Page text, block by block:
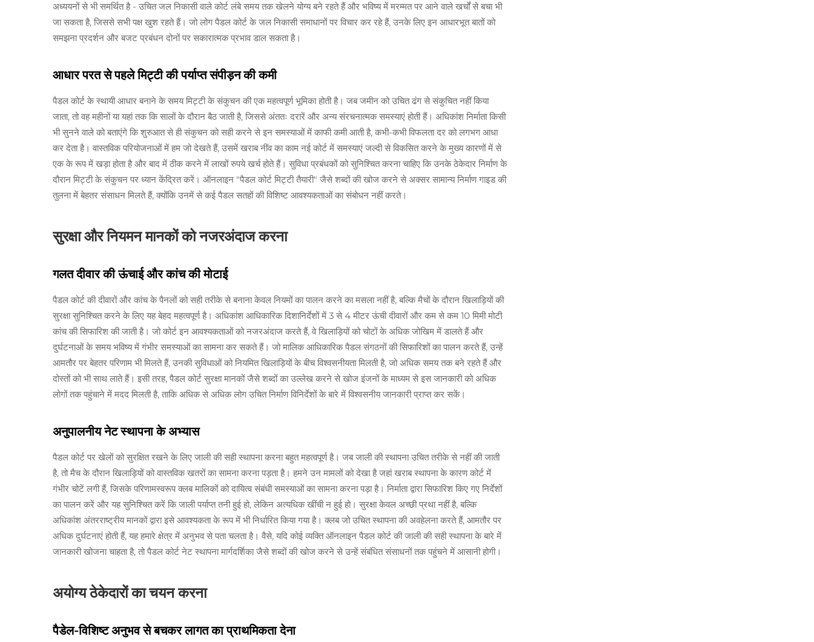
अध्ययनों से भी समर्थित है - उचित जल निकासी वाले कोर्ट लंबे समय तक खेलने योग्य बने रहते हैं और भविष्य में मरम्मत पर आने वाले खर्चों से बचा भी
जा सकता है, जिससे सभी पक्ष खुश रहते हैं। जो लोग पैडल कोर्ट के जल निकासी समाधानों पर विचार कर रहे हैं, उनके लिए इन आधारभूत बातों को
समझना प्रदर्शन और बजट प्रबंधन दोनों पर सकारात्मक प्रभाव डाल सकता है।
आधार परत से पहले मिट्टी की पर्याप्त संपीड़न की कमी
पैडल कोर्ट के स्थायी आधार बनाने के समय मिट्टी के संकुचन की एक महत्वपूर्ण भूमिका होती है। जब जमीन को उचित ढंग से संकुचित नहीं किया
जाता, तो वह महीनों या यहां तक कि सालों के दौरान बैठ जाती है, जिससे अंततः दरारें और अन्य संरचनात्मक समस्याएं होती हैं। अधिकांश निर्माता किसी
भी सुनने वाले को बताएंगे कि शुरुआत से ही संकुचन को सही करने से इन समस्याओं में काफी कमी आती है, कभी-कभी विफलता दर को लगभग आधा
कर देता है। वास्तविक परियोजनाओं में हम जो देखते हैं, उसमें खराब नींव का काम नई कोर्ट में समस्याएं जल्दी से विकसित करने के मुख्य कारणों में से
एक के रूप में खड़ा होता है और बाद में ठीक करने में लाखों रुपये खर्च होते हैं। सुविधा प्रबंधकों को सुनिश्चित करना चाहिए कि उनके ठेकेदार निर्माण के
दौरान मिट्टी के संकुचन पर ध्यान केंद्रित करें। ऑनलाइन "पैडल कोर्ट मिट्टी तैयारी" जैसे शब्दों की खोज करने से अक्सर सामान्य निर्माण गाइड की
तुलना में बेहतर संसाधन मिलते हैं, क्योंकि उनमें से कई पैडल सतहों की विशिष्ट आवश्यकताओं का संबोधन नहीं करते।
सुरक्षा और नियमन मानकों को नजरअंदाज करना
गलत दीवार की ऊंचाई और कांच की मोटाई
पैडल कोर्ट की दीवारों और कांच के पैनलों को सही तरीके से बनाना केवल नियमों का पालन करने का मसला नहीं है, बल्कि मैचों के दौरान खिलाड़ियों की
सुरक्षा सुनिश्चित करने के लिए यह बेहद महत्वपूर्ण है। अधिकांश आधिकारिक दिशानिर्देशों में 3 से 4 मीटर ऊंची दीवारों और कम से कम 10 मिमी मोटी
कांच की सिफारिश की जाती है। जो कोर्ट इन आवश्यकताओं को नजरअंदाज करते हैं, वे खिलाड़ियों को चोटों के अधिक जोखिम में डालते हैं और
दुर्घटनाओं के समय भविष्य में गंभीर समस्याओं का सामना कर सकते हैं। जो मालिक आधिकारिक पैडल संगठनों की सिफारिशों का पालन करते हैं, उन्हें
आमतौर पर बेहतर परिणाम भी मिलते हैं, उनकी सुविधाओं को नियमित खिलाड़ियों के बीच विश्वसनीयता मिलती है, जो अधिक समय तक बने रहते हैं और
दोस्तों को भी साथ लाते हैं। इसी तरह, पैडल कोर्ट सुरक्षा मानकों जैसे शब्दों का उल्लेख करने से खोज इंजनों के माध्यम से इस जानकारी को अधिक
लोगों तक पहुंचाने में मदद मिलती है, ताकि अधिक से अधिक लोग उचित निर्माण विनिर्देशों के बारे में विश्वसनीय जानकारी प्राप्त कर सकें।
अनुपालनीय नेट स्थापना के अभ्यास
पैडल कोर्ट पर खेलों को सुरक्षित रखने के लिए जाली की सही स्थापना करना बहुत महत्वपूर्ण है। जब जाली की स्थापना उचित तरीके से नहीं की जाती
है, तो मैच के दौरान खिलाड़ियों को वास्तविक खतरों का सामना करना पड़ता है। हमने उन मामलों को देखा है जहां खराब स्थापना के कारण कोर्ट में
गंभीर चोटें लगी हैं, जिसके परिणामस्वरूप क्लब मालिकों को दायित्व संबंधी समस्याओं का सामना करना पड़ा है। निर्माता द्वारा सिफारिश किए गए निर्देशों
का पालन करें और यह सुनिश्चित करें कि जाली पर्याप्त तनी हुई हो, लेकिन अत्यधिक खींची न हुई हो। सुरक्षा केवल अच्छी प्रथा नहीं है, बल्कि
अधिकांश अंतरराष्ट्रीय मानकों द्वारा इसे आवश्यकता के रूप में भी निर्धारित किया गया है। क्लब जो उचित स्थापना की अवहेलना करते हैं, आमतौर पर
अधिक दुर्घटनाएं होती हैं, यह हमारे क्षेत्र में अनुभव से पता चलता है। वैसे, यदि कोई व्यक्ति ऑनलाइन पैडल कोर्ट की जाली की सही स्थापना के बारे में
जानकारी खोजना चाहता है, तो पैडल कोर्ट नेट स्थापना मार्गदर्शिका जैसे शब्दों की खोज करने से उन्हें संबंधित संसाधनों तक पहुंचने में आसानी होगी।
अयोग्य ठेकेदारों का चयन करना
पैडेल-विशिष्ट अनुभव से बचकर लागत का प्राथमिकता देना